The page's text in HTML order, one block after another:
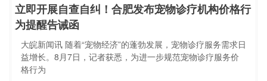
立即开展自查自纠！合肥发布宠物诊疗机构价格行
为提醒告诫函
大皖新闻讯 随着“宠物经济”的蓬勃发展，宠物诊疗服务需求日
益增长。8月7日，记者获悉，为进一步规范宠物诊疗服务价
格行为